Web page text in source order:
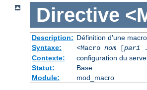
Directive
Description: Définition d'une
Syntaxe:
<Macro nom[par1
Contexte:
configuration du
Statut:
Base
Module:
mod_macro